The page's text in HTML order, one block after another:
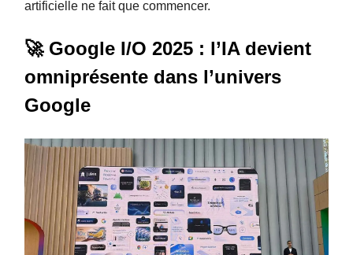
artificielle ne fait que commencer.
🚀 Google I/O 2025 : l’IA devient
omniprésente dans l’univers
Google